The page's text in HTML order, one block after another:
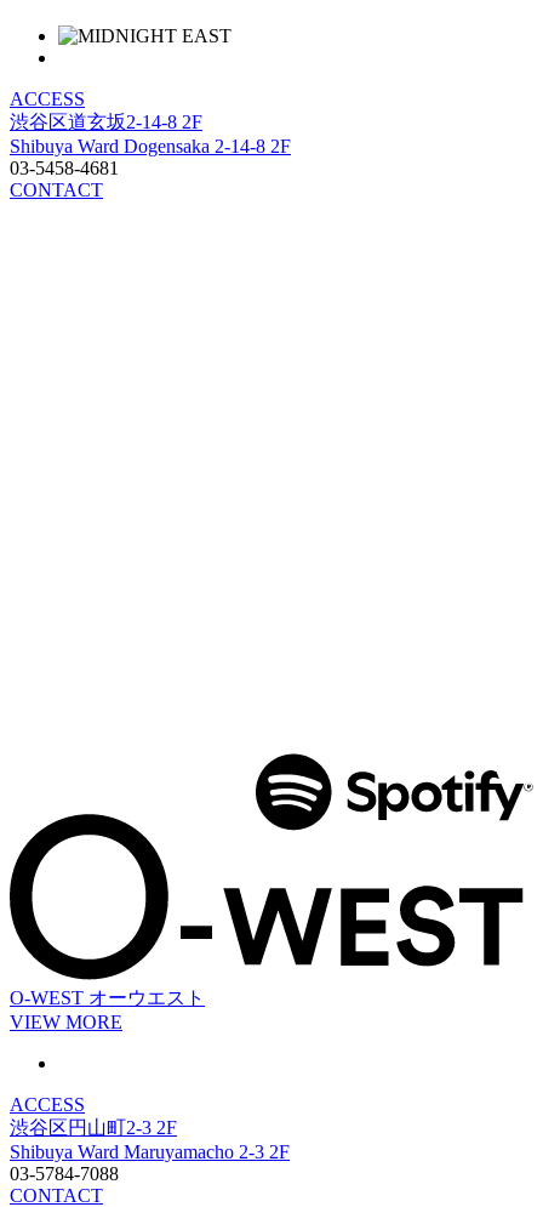
ACCESS
渋谷区道玄坂2-14-8 2F
Shibuya Ward Dogensaka 2-14-8 2F
03-5458-4681
CONTACT
O-WEST オーウエスト
VIEW MORE
ACCESS
渋谷区円山町2-3 2F
Shibuya Ward Maruyamacho 2-3 2F
03-5784-7088
CONTACT